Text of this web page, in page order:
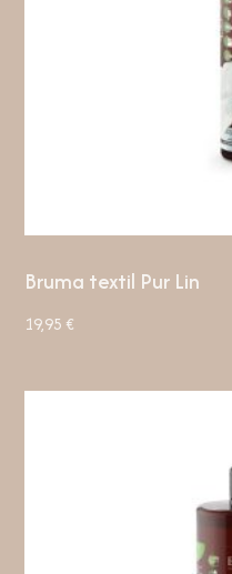
Bruma textil Pur Lin
19,95 €